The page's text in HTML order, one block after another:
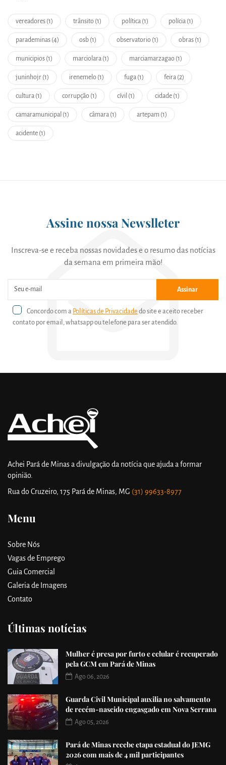
vereadores (1) trânsito (1) política (1) polícia (1)
parademinas (4) osb (1) observatorio (1) obras (1)
municipios (1) marciolara (1) marciamarzagao (1)
juninhojr (1) irenemelo (1) fuga (1) feira (2)
cultura (1) corrupção (1) cívil (1) cidade (1)
camaramunicipal (1) câmara (1) artepam (1)
acidente (1)
Assine nossa Newslleter
Inscreva-se e receba nossas novidades e o resumo das notícias
da semana em primeira mão!
Assinar
Concordo com a Políticas de Privacidade do site e aceito receber
contato por email, whatsapp ou telefone para ser atendido.
Achei Pará de Minas a divulgação da notícia que ajuda a formar
opinião.
Rua do Cruzeiro, 175 Pará de Minas, MG (31) 99633-8977
Menu
Sobre Nós
Vagas de Emprego
Guia Comercial
Galeria de Imagens
Contato
Últimas notícias
Mulher é presa por furto e celular é recuperado
pela GCM em Pará de Minas
Ago 06, 2026
Guarda Civil Municipal auxilia no salvamento
de recém-nascido engasgado em Nova Serrana
Ago 05, 2026
Pará de Minas recebe etapa estadual do JEMG
2026 com mais de 4 mil participantes